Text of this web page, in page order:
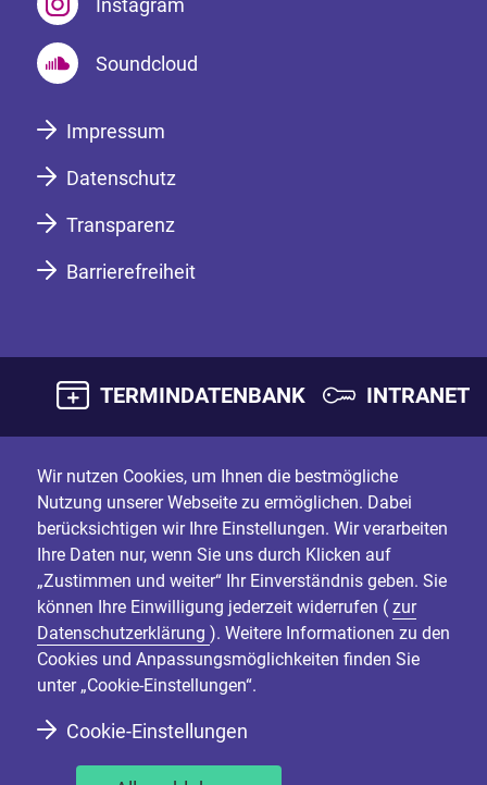
Instagram
Soundcloud
Impressum
Datenschutz
Transparenz
Barrierefreiheit
TERMINDATENBANK INTRANET
Wir nutzen Cookies, um Ihnen die bestmögliche
Nutzung unserer Webseite zu ermöglichen. Dabei
berücksichtigen wir Ihre Einstellungen. Wir verarbeiten
Ihre Daten nur, wenn Sie uns durch Klicken auf
„Zustimmen und weiter“ Ihr Einverständnis geben. Sie
können Ihre Einwilligung jederzeit widerrufen ( zur
Datenschutzerklärung ). Weitere Informationen zu den
Cookies und Anpassungsmöglichkeiten finden Sie
unter „Cookie-Einstellungen“.
Cookie-Einstellungen